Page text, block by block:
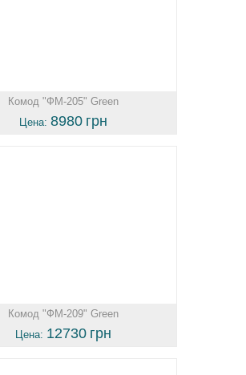
Комод "ФМ-205" Green
Цена:8980 грн
Комод "ФМ-209" Green
Цена: 12730 грн